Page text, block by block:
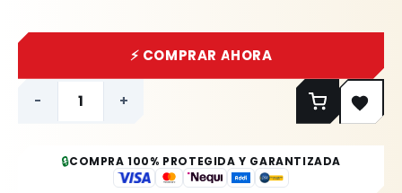
- +
⚡ COMPRAR AHORA
🔒COMPRA 100% PROTEGIDA Y GARANTIZADA